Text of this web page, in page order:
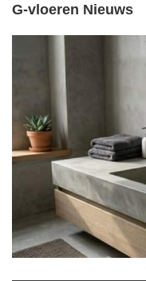
G-vloeren Nieuws